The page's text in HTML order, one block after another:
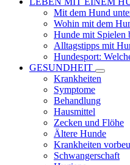
Mit dem Hund
Wohin mit dem
Hunde mit Spielen
Alltagstipps mit
Hundesport:
GESUNDHEIT
Krankheiten
Symptome
Behandlung
Hausmittel
Zecken und Flöhe
Ältere Hunde
Krankheiten
Schwangerschaft